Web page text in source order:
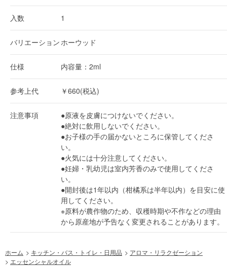
入数 1
バリエーション ホーウッド
仕様 内容量：2ml
参考上代 ￥660(税込)
注意事項
●原液を皮膚につけないでください。
●絶対に飲用しないでください。
●お子様の手の届かないところに保管してくださ
い。
●火気には十分注意してください。
●妊婦・乳幼児は室内芳香のみで使用してくださ
い。
●開封後は1年以内（柑橘系は半年以内）を目安に使
用してください。
※原料が農作物のため、収穫時期や不作などの理由
から原産地が予告なく変更されることがあります。
ホーム > キッチン・バス・トイレ・日用品 > アロマ・リラクゼーション
> エッセンシャルオイル